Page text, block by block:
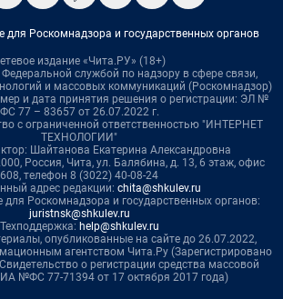
для Роскомнадзора и государственных органов
издание «Чита.РУ» (18+)
службой по надзору в сфере связи,
и массовых коммуникаций (Роскомнадзор)
и дата принятия решения о регистрации: ЭЛ №
ФС 77 – 83657 от 26.07.2022 г.
с ограниченной ответственностью "ИНТЕРНЕТ
ТЕХНОЛОГИИ"
Шайтанова Екатерина Александровна
Россия, Чита, ул. Балябина, д. 13, 6 этаж, офис
608, телефон 8 (3022) 40-08-24
адрес редакции: chita@shkulev.ru
для Роскомнадзора и государственных органов:
juristnsk@shkulev.ru
Техподдержка: help@shkulev.ru
опубликованные на сайте до 26.07.2022,
агентством Чита.Ру (Зарегистрировано
о регистрации средства массовой
№ФС 77-71394 от 17 октября 2017 года)